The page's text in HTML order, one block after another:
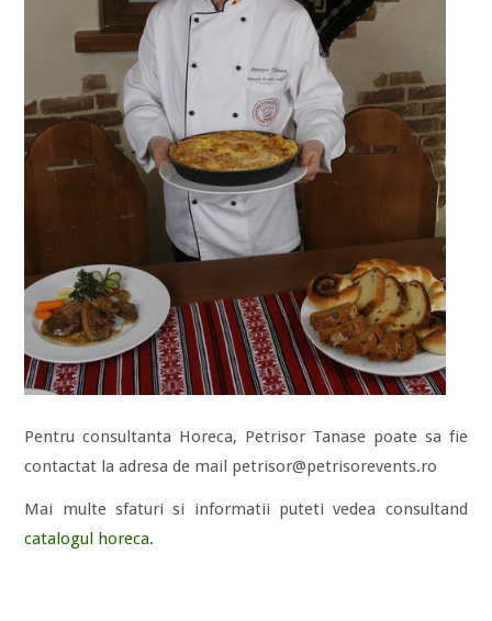
Pentru consultanta Horeca, Petrisor Tanase poate sa fie
contactat la adresa de mail petrisor@petrisorevents.ro
Mai multe sfaturi si informatii puteti vedea consultand
catalogul horeca.